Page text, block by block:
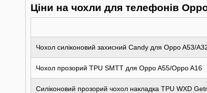
Ціни на чохли для телефонів
Чохол силіконовий захисний Candy для Oppo A53/
Чохол прозорий TPU SMTT для Oppo A55/Oppo A16
Силіконовий прозорий чохол накладка TPU WXD